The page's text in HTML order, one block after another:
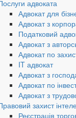
адвоката
Адвокат для
Адвокат з
Податковий
Адвокат з
Адвокат по
IT адвокат
Адвокат з
Адвокат по
Адвокат з
захист
Реєстрація